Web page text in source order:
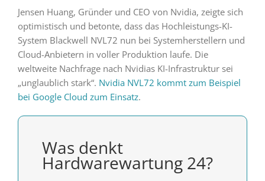
Jensen Huang, Gründer und CEO von Nvidia, zeigte sich
optimistisch und betonte, dass das Hochleistungs-KI-
System Blackwell NVL72 nun bei Systemherstellern und
Cloud-Anbietern in voller Produktion laufe. Die
weltweite Nachfrage nach Nvidias KI-Infrastruktur sei
„unglaublich stark“. Nvidia NVL72 kommt zum Beispiel
bei Google Cloud zum Einsatz.
Was denkt
Hardwarewartung 24?